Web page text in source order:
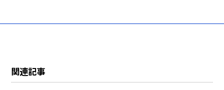
関連記事